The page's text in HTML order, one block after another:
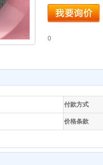
0
付款方式
价格条款